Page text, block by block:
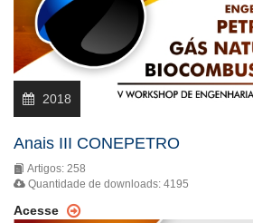
2018
Anais III CONEPETRO
Artigos: 258
Quantidade de downloads: 4195
Acesse